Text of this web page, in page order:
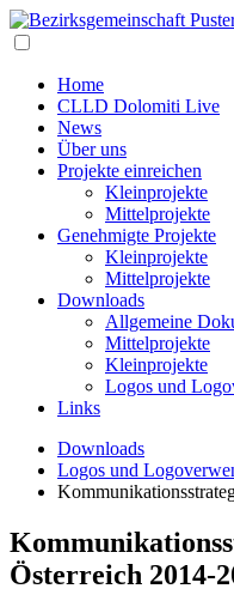
Home
CLLD Dolomiti Live
News
Über uns
Projekte einreichen
Kleinprojekte
Mittelprojekte
Genehmigte Projekte
Kleinprojekte
Mittelprojekte
Downloads
Allgemeine
Mittelprojekte
Kleinprojekte
Logos und
Links
Downloads
Logos und
Österreich 2014-